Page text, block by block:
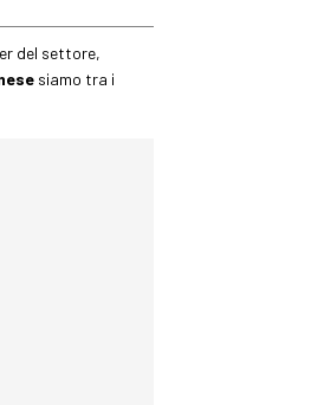
del settore,
siamo tra i